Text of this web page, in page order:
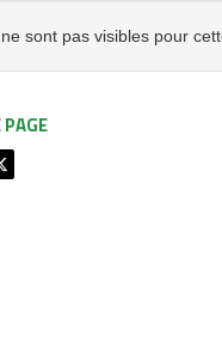
sont pas visibles pour